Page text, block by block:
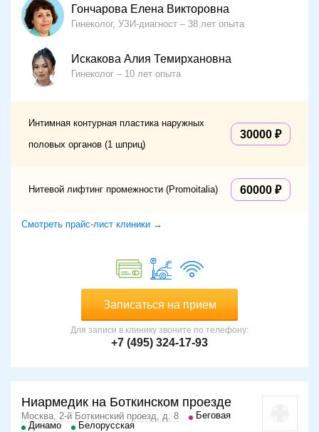
Гончарова Елена Викторовна
Гинеколог, УЗИ-диагност 38 лет опыта
Искакова Алия Темирхановна
Гинеколог 10 лет опыта
Интимная контурная пластика наружных
половых органов (1 шприц)
30000
Нитевой лифтинг промежности (Promoitalia) 60000
Смотреть прайс-лист клиники →
Записаться на прием
Для записи в клинику звоните по телефону:
+7 (495) 324-17-93
Ниармедик на Боткинском проезде
Москва, 2-й Боткинский проезд, д. 8
Беговая
Динамо
Белорусская